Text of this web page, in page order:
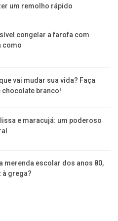
um remolho rápido
congelar a farofa com
como
vai mudar sua vida? Faça
chocolate branco!
e maracujá: um poderoso
merenda escolar dos anos 80,
à grega?